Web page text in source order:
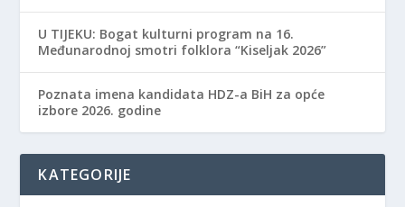
​U TIJEKU: Bogat kulturni program na 16.
Međunarodnoj smotri folklora “Kiseljak 2026”
Poznata imena kandidata HDZ-a BiH za opće
izbore 2026. godine
KATEGORIJE